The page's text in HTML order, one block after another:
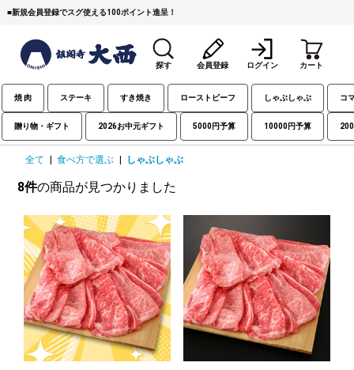
■新規会員登録でスグ使える100ポイント進呈！
探す
すき焼き 焼 肉 ステーキ
しゃぶしゃぶ コマ切れミンチ ローストビーフ
焼豚など（豚肉の加工
品）
牛丼など（牛肉の加工
品）
カレー・コロッケ・ハン
バーグ
タレ類 村沢牛 京丹波平井牛
会員登録 ログイン カート
焼 肉 ステーキ すき焼き ローストビーフ しゃぶしゃぶ コ
贈り物・ギフト 2026お中元ギフト 5000円予算 10000円予算
全て | 食べ方で選ぶ | しゃぶしゃぶ
8件の商品が見つかりました